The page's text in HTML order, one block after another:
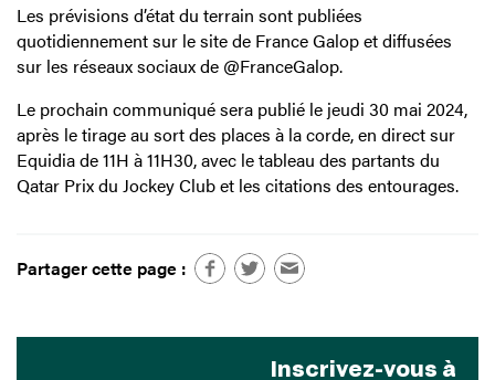
Les prévisions d’état du terrain sont publiées
quotidiennement sur le site de France Galop et diffusées
sur les réseaux sociaux de @FranceGalop.
Le prochain communiqué sera publié le jeudi 30 mai 2024,
après le tirage au sort des places à la corde, en direct sur
Equidia de 11H à 11H30, avec le tableau des partants du
Qatar Prix du Jockey Club et les citations des entourages.
Partager cette page :
Inscrivez-vous à